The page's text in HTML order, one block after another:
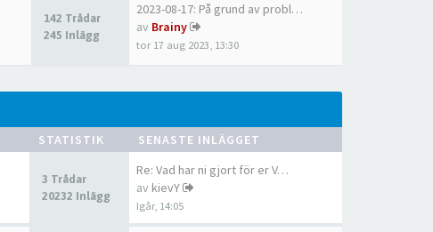
142 Trådar
245 Inlägg
2023-08-17: På grund av probl…
av Brainy
tor 17 aug 2023, 13:30
STATISTIK SENASTE INLÄGGET
3 Trådar
20232 Inlägg
Re: Vad har ni gjort för er V…
av kievY
Igår, 14:05